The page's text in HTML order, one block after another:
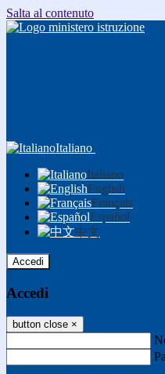
Salta al contenuto
Italiano
Italiano
English
Français
Español
中文
Accedi
Accedi
button close ×